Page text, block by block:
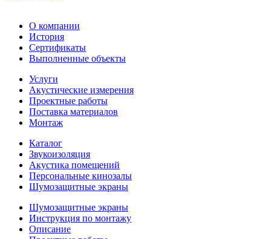
О компании
История
Сертификаты
Выполненные объекты
Услуги
Акустические измерения
Проектные работы
Поставка материалов
Монтаж
Каталог
Звукоизоляция
Акустика помещений
Персональные кинозалы
Шумозащитные экраны
Шумозащитные экраны
Инструкция по монтажу
Описание